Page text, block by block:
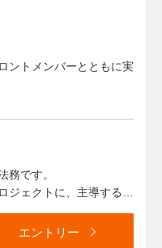
ントメンバーとともに実
電所等の開発プロジェク
交渉・レビュー
契約、OM契約等、プロ
約を含みます）
点でのビジネスイシュー
レート関係のリーガル対
務です。
ジェクトに、主導する立
関する高難度の企画・交
エントリー